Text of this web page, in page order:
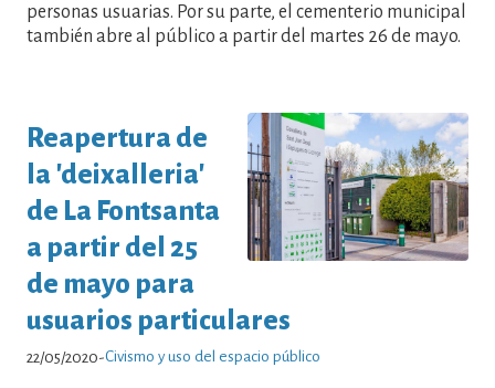
espacio público Noticias - Civismo y
uso del espacio público Noticias -
Noticias - Civismo y uso del espacio
público
personas usuarias. Por su parte, el cementerio municipal
también abre al público a partir del martes 26 de mayo.
Reapertura de
la 'deixalleria'
de La Fontsanta
a partir del 25
de mayo para
usuarios particulares
22/05/2020-Civismo y uso del espacio público